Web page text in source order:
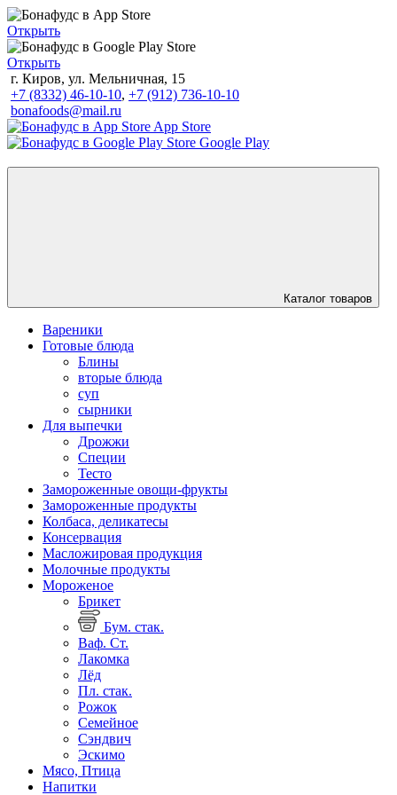
Открыть
Открыть
г. Киров, ул. Мельничная, 15
+7 (8332) 46-10-10, +7 (912) 736-10-10
bonafoods@mail.ru
App Store
Google Play
Каталог товаров
Вареники
Готовые блюда
Блины
вторые блюда
суп
сырники
Для выпечки
Дрожжи
Специи
Тесто
Замороженные овощи-фрукты
Замороженные продукты
Колбаса, деликатесы
Консервация
Масложировая продукция
Молочные продукты
Мороженое
Брикет
Бум. стак.
Ваф. Ст.
Лакомка
Лёд
Пл. стак.
Рожок
Семейное
Сэндвич
Эскимо
Мясо, Птица
Напитки